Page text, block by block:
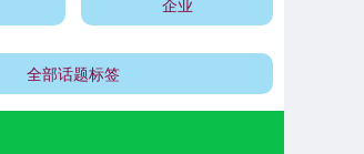
企业
全部话题标签